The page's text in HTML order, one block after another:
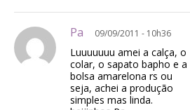
Pa 09/09/2011 - 10h36
Luuuuuuu amei a calça, o
colar, o sapato bapho e a
bolsa amarelona rs ou
seja, achei a produção
simples mas linda.